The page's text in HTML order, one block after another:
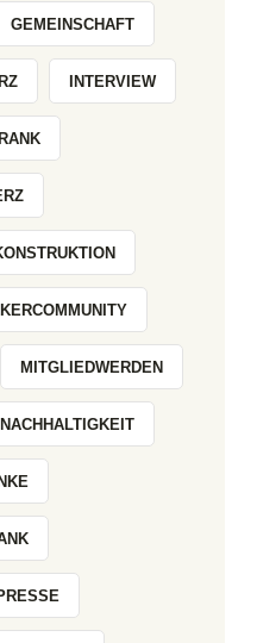
GEMEINSCHAFT
INTERVIEW
MITGLIEDWERDEN
NACHHALTIGKEIT